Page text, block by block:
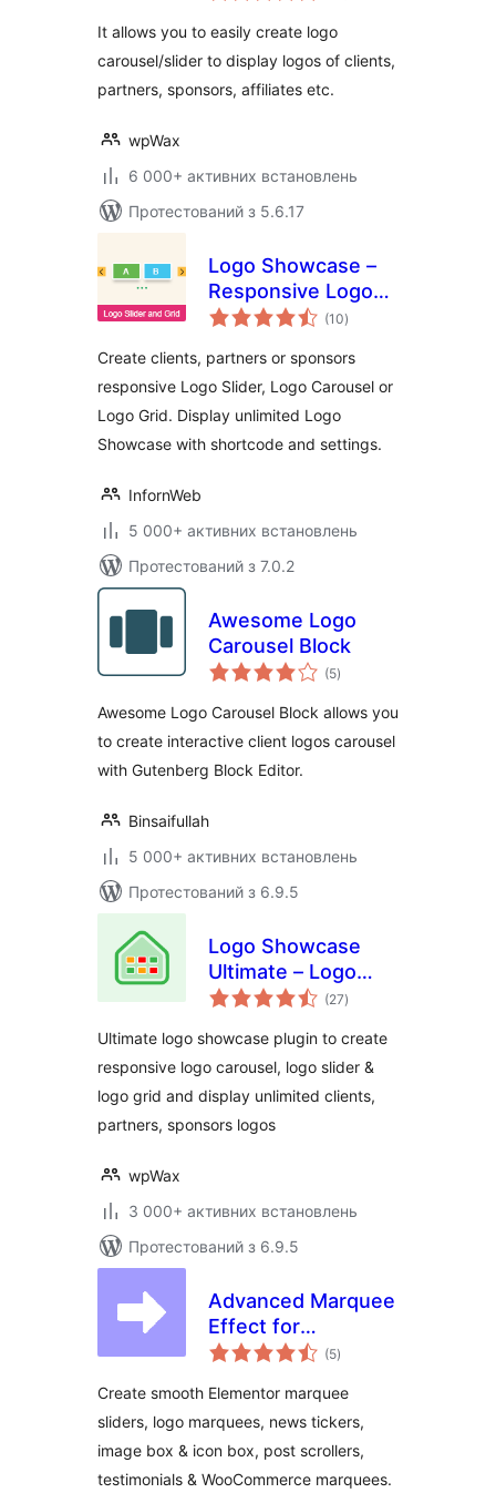
It allows you to easily create logo
carousel/slider to display logos of clients,
partners, sponsors, affiliates etc.
wpWax
6 000+ активних встановлень
Протестований з 5.6.17
Logo Showcase –
Responsive Logo
Carousel, Logo
(10загальний
рейтинг
)
Create clients, partners or sponsors
responsive Logo Slider, Logo Carousel or
Logo Grid. Display unlimited Logo
Showcase with shortcode and settings.
InfornWeb
5 000+ активних встановлень
Протестований з 7.0.2
Awesome Logo
Carousel Block
(5загальний
рейтинг
)
Awesome Logo Carousel Block allows you
to create interactive client logos carousel
with Gutenberg Block Editor.
Binsaifullah
5 000+ активних встановлень
Протестований з 6.9.5
Logo Showcase
Ultimate – Logo
Carousel, Logo
(27загальний
рейтинг
)
Ultimate logo showcase plugin to create
responsive logo carousel, logo slider &
logo grid and display unlimited clients,
partners, sponsors logos
wpWax
3 000+ активних встановлень
Протестований з 6.9.5
Advanced Marquee
Effect for
Elementor –
News Ticker, Image
Box & Icon Box
Marquee
(5загальний
рейтинг
)
Create smooth Elementor marquee
sliders, logo marquees, news tickers,
image box & icon box, post scrollers,
testimonials & WooCommerce marquees.